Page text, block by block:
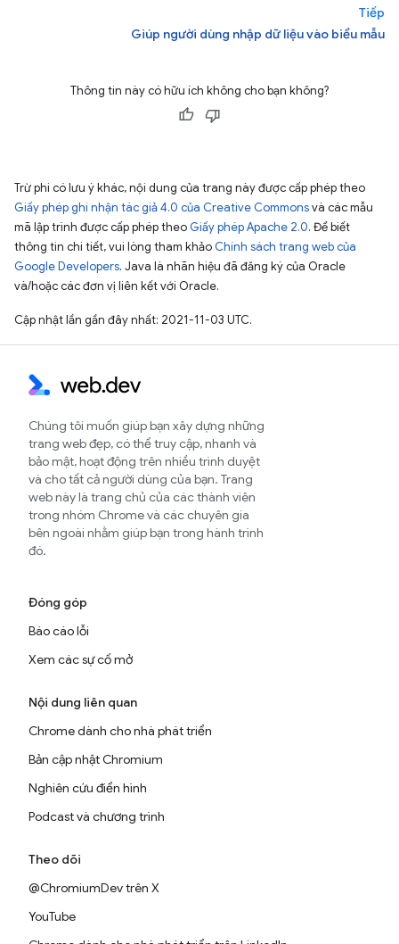
Tiếp
Giúp người dùng nhập dữ liệu vào biểu mẫu
Thông tin này có hữu ích không cho bạn không?
Trừ phi có lưu ý khác, nội dung của trang này được cấp phép theo
Giấy phép ghi nhận tác giả 4.0 của Creative Commonsvà các mẫu
mã lập trình được cấp phép theo Giấy phép Apache 2.0. Để biết
thông tin chi tiết, vui lòng tham khảo Chính sách trang web của
Google Developers. Java là nhãn hiệu đã đăng ký của Oracle
và/hoặc các đơn vị liên kết với Oracle.
Cập nhật lần gần đây nhất: 2021-11-03 UTC.
Chúng tôi muốn giúp bạn xây dựng những
trang web đẹp, có thể truy cập, nhanh và
bảo mật, hoạt động trên nhiều trình duyệt
và cho tất cả người dùng của bạn. Trang
web này là trang chủ của các thành viên
trong nhóm Chrome và các chuyên gia
bên ngoài nhằm giúp bạn trong hành trình
đó.
Đóng góp
Báo cáo lỗi
Xem các sự cố mở
Nội dung liên quan
Chrome dành cho nhà phát triển
Bản cập nhật Chromium
Nghiên cứu điển hình
Podcast và chương trình
Theo dõi
@ChromiumDev trên X
YouTube